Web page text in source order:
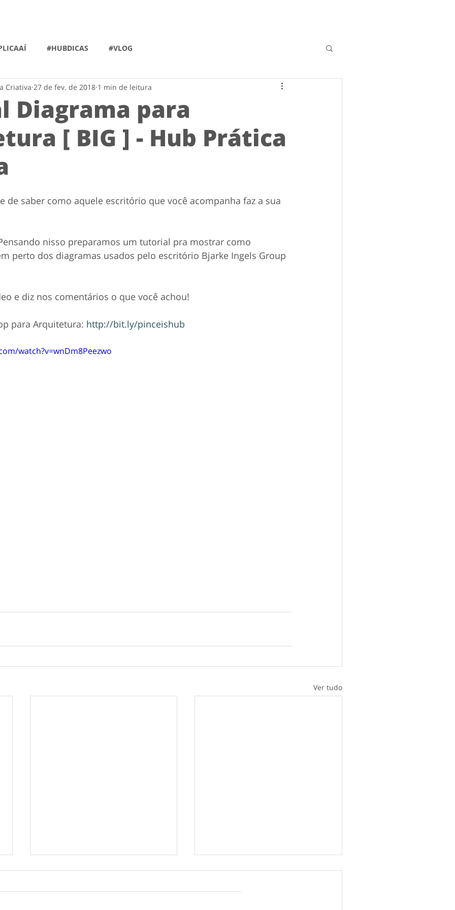
#HUBDICAS #VLOG
Diagrama para
[ BIG ] - Hub Prática
Criativa 27 de fev. de 2018 1 min de leitura
de saber como aquele escritório que você acompanha faz a sua
nisso preparamos um tutorial pra mostrar como
perto dos diagramas usados pelo escritório Bjarke Ingels Group
e diz nos comentários o que você achou!
para Arquitetura: http://bit.ly/pinceishub
watch?v=wnDm8Peezwo
Ver tudo